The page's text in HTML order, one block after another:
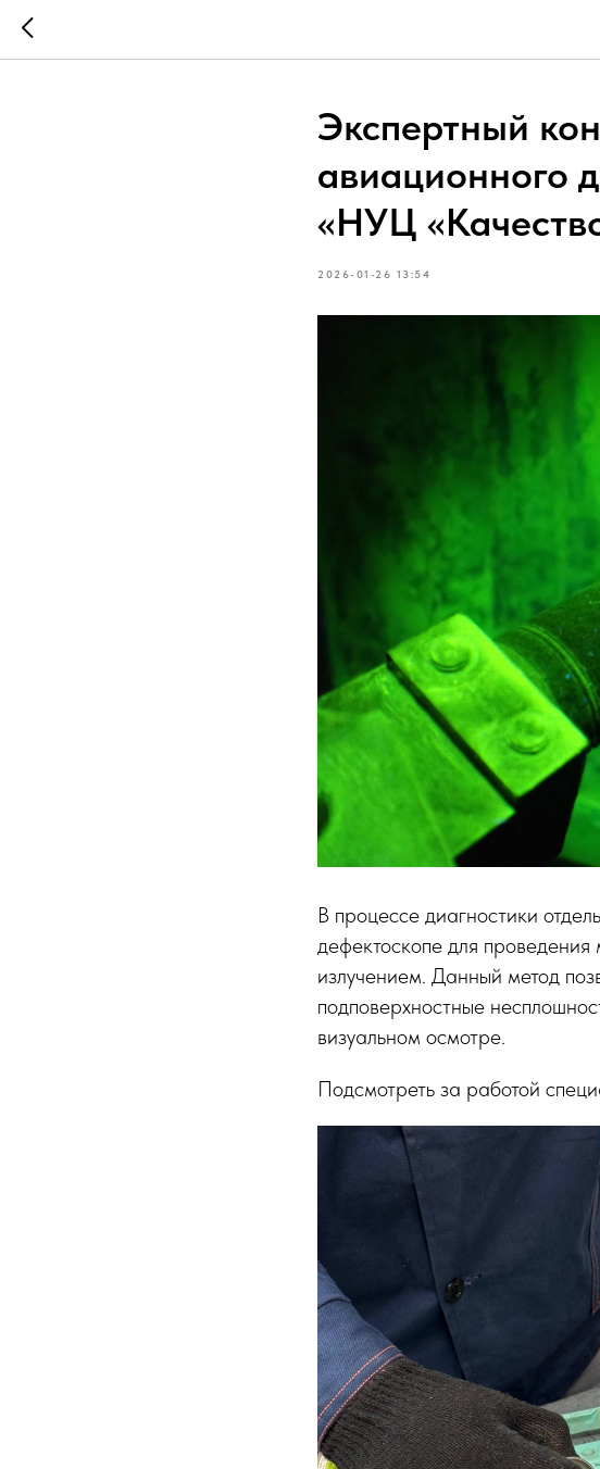
Экспертный
авиационного
«НУЦ
2026-01-26 13:54
В процессе диагностики
дефектоскопе для
излучением. Данный метод
подповерхностные
визуальном осмотре.
Подсмотреть за работой